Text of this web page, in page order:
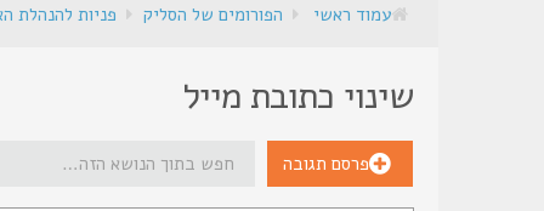
עמוד ראשי הפורומים של הסליק פניות להנהלת
שינוי כתובת מייל
פרסם תגובה